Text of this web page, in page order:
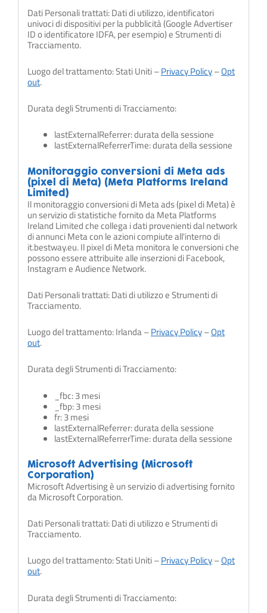
Dati Personali trattati: Dati di utilizzo, identificatori
univoci di dispositivi per la pubblicità (Google Advertiser
ID o identificatore IDFA, per esempio) e Strumenti di
Tracciamento.
Luogo del trattamento: Stati Uniti –Privacy Policy–Opt
out.
Durata degli Strumenti di Tracciamento:
lastExternalReferrer: durata della sessione
lastExternalReferrerTime: durata della sessione
Monitoraggio conversioni di Meta ads
(pixel di Meta) (Meta Platforms Ireland
Limited)
Il monitoraggio conversioni di Meta ads (pixel di Meta) è
un servizio di statistiche fornito da Meta Platforms
Ireland Limited che collega i dati provenienti dal network
di annunci Meta con le azioni compiute all'interno di
it.bestway.eu. Il pixel di Meta monitora le conversioni che
possono essere attribuite alle inserzioni di Facebook,
Instagram e Audience Network.
Dati Personali trattati: Dati di utilizzo e Strumenti di
Tracciamento.
Luogo del trattamento: Irlanda –Privacy Policy–Opt
out.
Durata degli Strumenti di Tracciamento:
_fbc: 3 mesi
_fbp: 3 mesi
fr: 3 mesi
lastExternalReferrer: durata della sessione
lastExternalReferrerTime: durata della sessione
Microsoft Advertising (Microsoft
Corporation)
Microsoft Advertising è un servizio di advertising fornito
da Microsoft Corporation.
Dati Personali trattati: Dati di utilizzo e Strumenti di
Tracciamento.
Luogo del trattamento: Stati Uniti –Privacy Policy–Opt
out.
Durata degli Strumenti di Tracciamento: